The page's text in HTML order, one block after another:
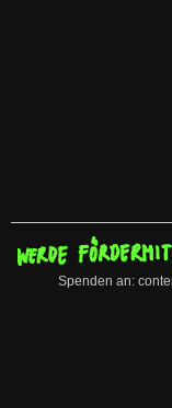
Spenden an: